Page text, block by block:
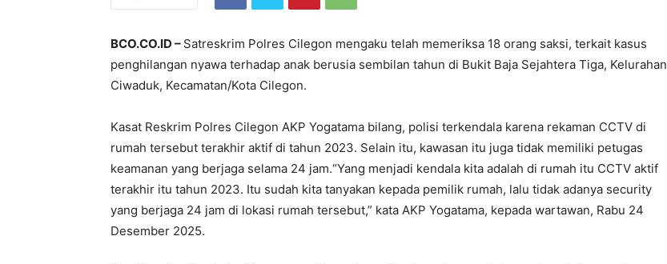
BCO.CO.ID – Satreskrim Polres Cilegon mengaku telah memeriksa 18 orang saksi, terkait kasus
penghilangan nyawa terhadap anak berusia sembilan tahun di Bukit Baja Sejahtera Tiga, Kelurahan
Ciwaduk, Kecamatan/Kota Cilegon.
Kasat Reskrim Polres Cilegon AKP Yogatama bilang, polisi terkendala karena rekaman CCTV di
rumah tersebut terakhir aktif di tahun 2023. Selain itu, kawasan itu juga tidak memiliki petugas
keamanan yang berjaga selama 24 jam.“Yang menjadi kendala kita adalah di rumah itu CCTV aktif
terakhir itu tahun 2023. Itu sudah kita tanyakan kepada pemilik rumah, lalu tidak adanya security
yang berjaga 24 jam di lokasi rumah tersebut,” kata AKP Yogatama, kepada wartawan, Rabu 24
Desember 2025.